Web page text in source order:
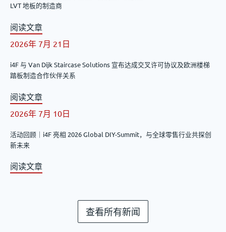
LVT 地板的制造商
阅读文章
2026年 7月 21日
i4F 与 Van Dijk Staircase Solutions 宣布达成交叉许可协议及欧洲楼梯
踏板制造合作伙伴关系
阅读文章
2026年 7月 10日
活动回顾｜i4F 亮相 2026 Global DIY-Summit，与全球零售行业共探创
新未来
阅读文章
查看所有新闻